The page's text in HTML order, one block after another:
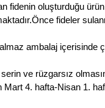
fidenin oluşturduğu
fideler
ambalaj içerisinde
ve rüzgarsız
4. hafta-Nisan 1.